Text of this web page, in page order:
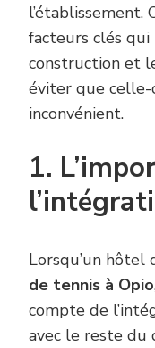
l’établissement.
facteurs clés
construction et
éviter que celle-
inconvénient.
1.
Lorsqu’un hôtel
de tennis à Opio
compte de
avec le reste du